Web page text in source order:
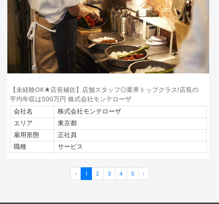
【未経験OK★店長補佐】店舗スタッフ◎業界トップクラス!店長の
平均年収は500万円 株式会社モンテローザ
会社名
株式会社モンテローザ
エリア
東京都
雇用形態
正社員
職種
サービス
‹ 1 2 3 4 5 ›